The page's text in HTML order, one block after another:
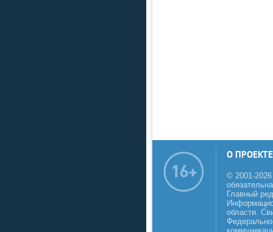
О ПРОЕКТЕ
© 2001-
Главный
области.